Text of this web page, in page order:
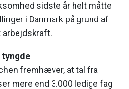
sidste år helt måtte
i Danmark på grund af
arbejdskraft.
tyngde
fremhæver, at tal fra
mere end 3.000 ledige fag